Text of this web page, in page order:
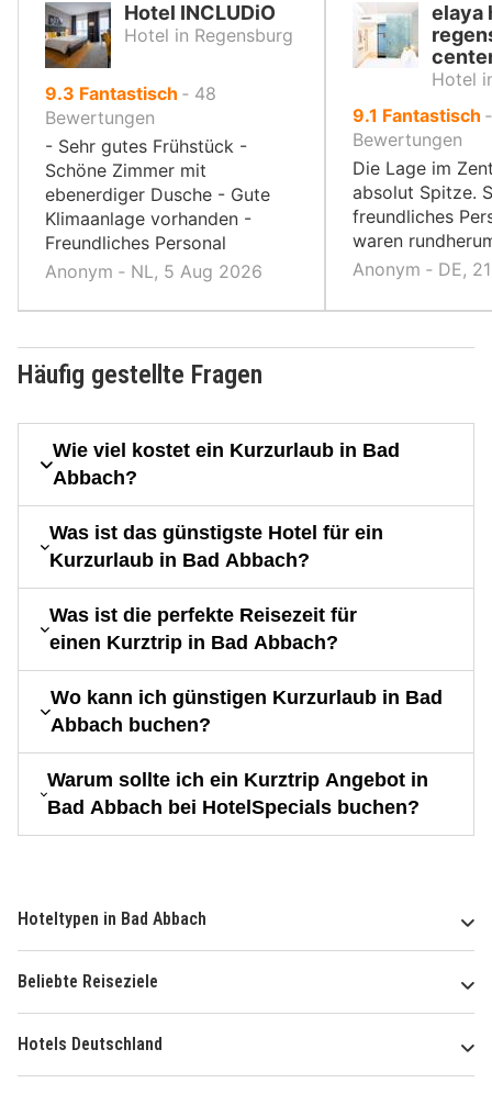
Hotel INCLUDiO
Hotel in Regensburg
9.3 von
10,
Fantastisch ‐ 48
Bewertungen
- Sehr gutes Frühstück -
Schöne Zimmer mit
ebenerdiger Dusche - Gute
Klimaanlage vorhanden -
Freundliches Personal
Anonym ‐ NL, 5 Aug 2026
elaya
Hotel
9.1 von
10,
Fantastisch
Bewertungen
Die Lage im
absolut Spitze.
freundliches
waren
Anonym ‐ DE,
Häufig gestellte Fragen
Wie viel kostet ein Kurzurlaub in Bad
Abbach?
Was ist das günstigste Hotel für ein
Kurzurlaub in Bad Abbach?
Was ist die perfekte Reisezeit für
einen Kurztrip in Bad Abbach?
Wo kann ich günstigen Kurzurlaub in Bad
Abbach buchen?
Warum sollte ich ein Kurztrip Angebot in
Bad Abbach bei HotelSpecials buchen?
Hoteltypen in Bad Abbach
Beliebte Reiseziele
Hotels Deutschland